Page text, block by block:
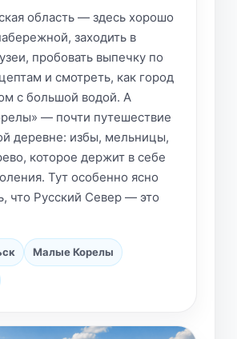
область — здесь хорошо
заходить в
пробовать выпечку по
и смотреть, как город
с большой водой. А
— почти путешествие
деревне: избы, мельницы,
которое держит в себе
Тут особенно ясно
что Русский Север — это
Малые Корелы